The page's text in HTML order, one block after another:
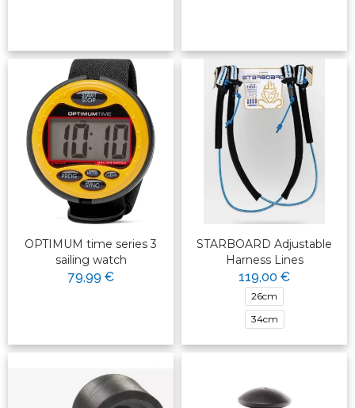
OPTIMUM time series 3
sailing watch
79,99 €
STARBOARD Adjustable
Harness Lines
119,00 €
26cm
34cm